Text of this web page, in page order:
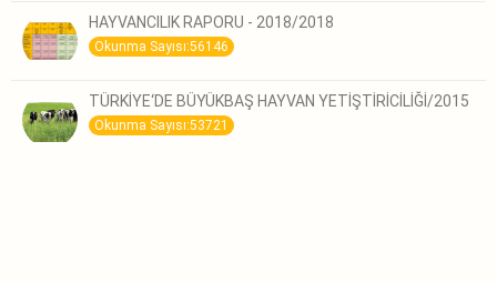
HAYVANCILIK RAPORU - 2018/2018
Okunma Sayısı:56146
TÜRKİYE‘DE BÜYÜKBAŞ HAYVAN YETİŞTİRİCİLİĞİ/2015
Okunma Sayısı:53721